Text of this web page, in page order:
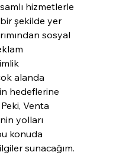
hizmetlerle
şekilde yer
sosyal
alanda
hedeflerine
Venta
yolları
konuda
sunacağım.